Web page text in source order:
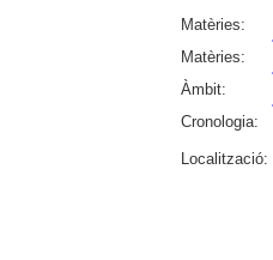
Matèries:
Matèries:
Àmbit:
Cronologia:
Localització: